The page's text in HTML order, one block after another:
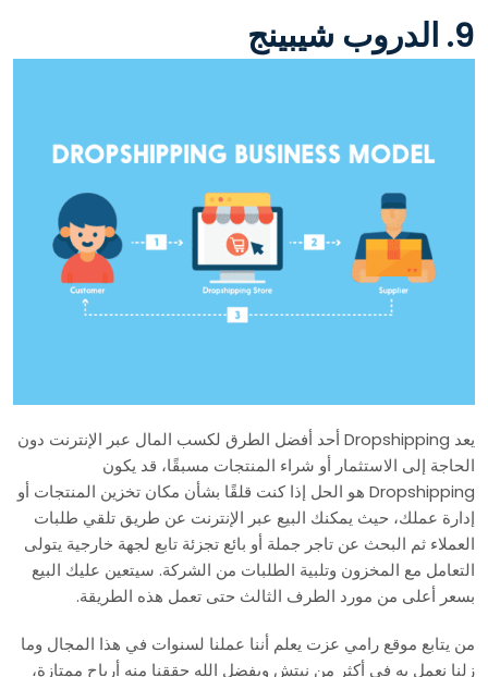
9. الدروب شيبينج
يعد Dropshipping أحد أفضل الطرق لكسب المال عبر الإنترنت دون
الحاجة إلى الاستثمار أو شراء المنتجات مسبقًا، قد يكون
Dropshipping هو الحل إذا كنت قلقًا بشأن مكان تخزين المنتجات أو
إدارة عملك، حيث يمكنك البيع عبر الإنترنت عن طريق تلقي طلبات
العملاء ثم البحث عن تاجر جملة أو بائع تجزئة تابع لجهة خارجية يتولى
التعامل مع المخزون وتلبية الطلبات من الشركة. سيتعين عليك البيع
بسعر أعلى من مورد الطرف الثالث حتى تعمل هذه الطريقة.
من يتابع موقع رامي عزت يعلم أننا عملنا لسنوات في هذا المجال وما
زلنا نعمل به في أكثر من نيتش وبفضل الله حققنا منه أرباح ممتازة،